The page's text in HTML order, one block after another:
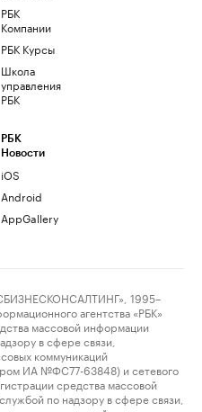
РБК
Компании
РБК Курсы
Школа
управления
РБК
РБК
Новости
iOS
Android
AppGallery
1995–
агентства «РБК»
массовой информации
в сфере связи,
коммуникаций
ИА №ФС77-63848) и сетевого
средства массовой
по надзору в сфере связи,